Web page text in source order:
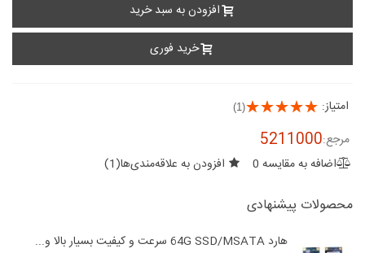
افزودن به سبد خرید
خرید فوری
امتیاز: (1)
مرجع:5211000
اضافه به مقایسه 0 افزودن به علاقه‌مندی‌ها(
1
)
محصولات پیشنهادی
هارد 64G SSD/MSATA سرعت و کیفیت بسیار بالا و...